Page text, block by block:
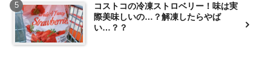
コストコの冷凍ストロベリー！味は実
際美味しいの…？解凍したらやば
い…？？